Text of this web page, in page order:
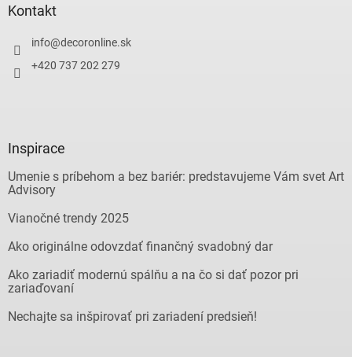
Kontakt
info@decoronline.sk
+420 737 202 279
Inspirace
Umenie s príbehom a bez bariér: predstavujeme Vám svet Art
Advisory
Vianočné trendy 2025
Ako originálne odovzdať finančný svadobný dar
Ako zariadiť modernú spálňu a na čo si dať pozor pri
zariaďovaní
Nechajte sa inšpirovať pri zariadení predsieň!